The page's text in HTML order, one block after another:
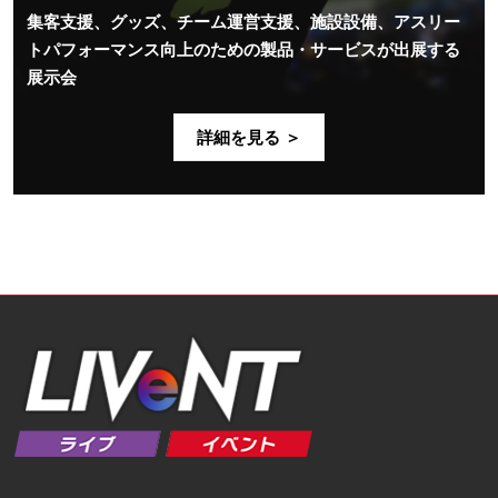
集客支援、グッズ、チーム運営支援、施設設備、アスリー
トパフォーマンス向上のための製品・サービスが出展する
展示会
詳細を見る ＞